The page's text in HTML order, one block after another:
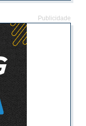
Publicidade